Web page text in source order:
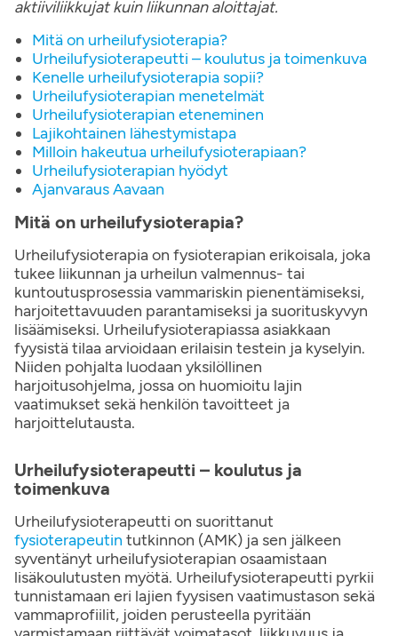
aktiiviliikkujat kuin liikunnan aloittajat.
Mitä on urheilufysioterapia?
Urheilufysioterapeutti – koulutus ja toimenkuva
Kenelle urheilufysioterapia sopii?
Urheilufysioterapian menetelmät
Urheilufysioterapian eteneminen
Lajikohtainen lähestymistapa
Milloin hakeutua urheilufysioterapiaan?
Urheilufysioterapian hyödyt
Ajanvaraus Aavaan
Mitä on urheilufysioterapia?
Urheilufysioterapia on fysioterapian erikoisala, joka
tukee liikunnan ja urheilun valmennus- tai
kuntoutusprosessia vammariskin pienentämiseksi,
harjoitettavuuden parantamiseksi ja suorituskyvyn
lisäämiseksi. Urheilufysioterapiassa asiakkaan
fyysistä tilaa arvioidaan erilaisin testein ja kyselyin.
Niiden pohjalta luodaan yksilöllinen
harjoitusohjelma, jossa on huomioitu lajin
vaatimukset sekä henkilön tavoitteet ja
harjoittelutausta.
Urheilufysioterapeutti – koulutus ja
toimenkuva
Urheilufysioterapeutti on suorittanut
fysioterapeutin tutkinnon (AMK) ja sen jälkeen
syventänyt urheilufysioterapian osaamistaan
lisäkoulutusten myötä. Urheilufysioterapeutti pyrkii
tunnistamaan eri lajien fyysisen vaatimustason sekä
vammaprofiilit, joiden perusteella pyritään